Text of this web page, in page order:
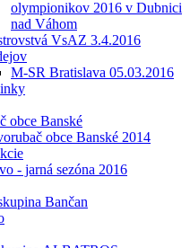
olympionikov 2016 v Dubnici
nad Váhom
VsAZ 3.4.2016
M-SR Bratislava 05.03.2016
obce Banské
obce Banské 2014
- jarná sezóna 2016
Bančan